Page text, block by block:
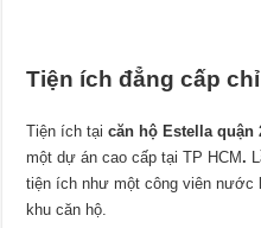
Tiện ích đẳng cấp
Tiện ích tạicăn hộ Estella quận
một dự án cao cấp tại TP HCM.
tiện ích như một công viên nước
khu căn hộ.